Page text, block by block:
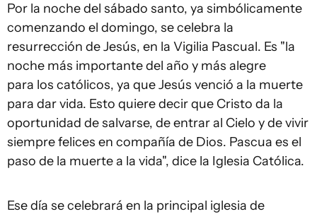
Por la noche del sábado santo, ya simbólicamente
comenzando el domingo, se celebra la
resurrección de Jesús, en la Vigilia Pascual. Es "la
noche más importante del año y más alegre
para los católicos, ya que Jesús venció a la muerte
para dar vida. Esto quiere decir que Cristo da la
oportunidad de salvarse, de entrar al Cielo y de vivir
siempre felices en compañía de Dios. Pascua es el
paso de la muerte a la vida", dice la Iglesia Católica.
Ese día se celebrará en la principal iglesia de